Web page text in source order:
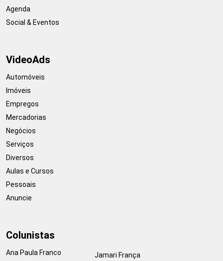
Agenda
Social & Eventos
VideoAds
Automóveis
Imóveis
Empregos
Mercadorias
Negócios
Serviços
Diversos
Aulas e Cursos
Pessoais
Anuncie
Colunistas
Ana Paula Franco
Jamari França